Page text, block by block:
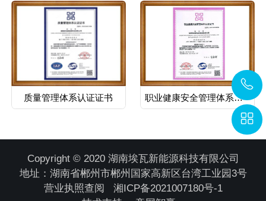
质量管理体系认证证书 职业健康安全管理体系认证证..
Copyright © 2020 湖南埃瓦新能源科技有限公司
地址：湖南省郴州市郴州国家高新区台湾工业园3号
营业执照查阅
湘ICP备2021007180号-1